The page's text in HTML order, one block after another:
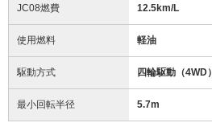
JC08燃費 12.5km/L
使用燃料 軽油
駆動方式 四輪駆動（4WD）
最小回転半径 5.7m